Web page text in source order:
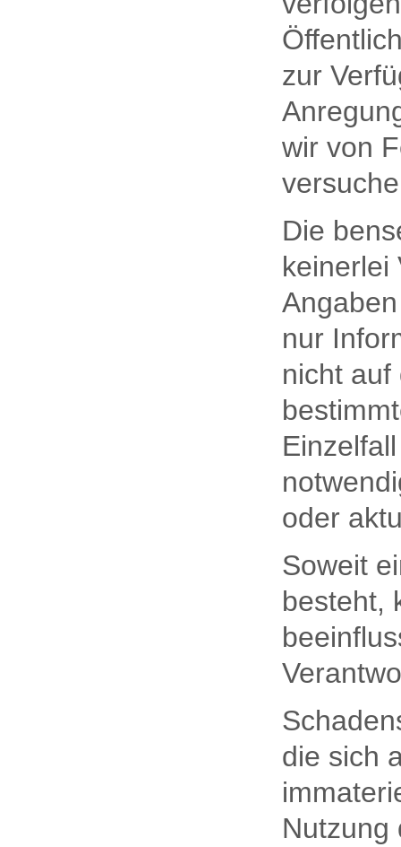
zur
wir von
Die
keinerlei
nur
nicht auf
oder
Soweit
besteht,
die sich
Nutzung